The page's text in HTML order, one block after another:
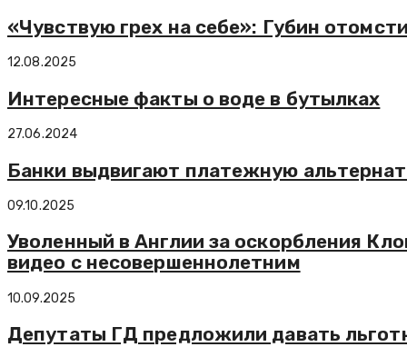
«Чувствую грех на себе»: Губин
12.08.2025
Интересные факты о воде в бутылках
27.06.2024
Банки выдвигают платежную
09.10.2025
Уволенный в Англии за оскорбления
видео с несовершеннолетним
10.09.2025
Депутаты ГД предложили давать